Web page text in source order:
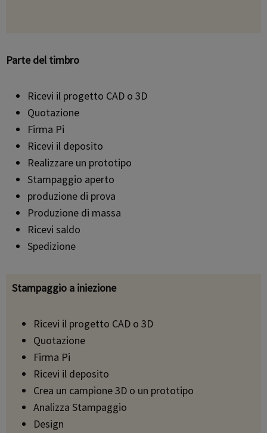
Parte del timbro
Ricevi il progetto CAD o 3D
Quotazione
Firma Pi
Ricevi il deposito
Realizzare un prototipo
Stampaggio aperto
produzione di prova
Produzione di massa
Ricevi saldo
Spedizione
Stampaggio a iniezione
Ricevi il progetto CAD o 3D
Quotazione
Firma Pi
Ricevi il deposito
Crea un campione 3D o un prototipo
Analizza Stampaggio
Design